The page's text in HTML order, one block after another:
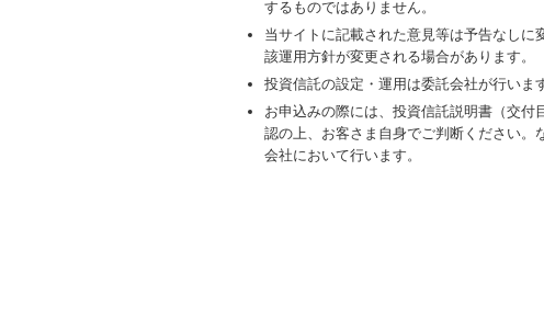
するものではありません。
当サイトに記載された意見等は予告なし
該運用方針が変更される場合があります。
投資信託の設定・運用は委託会社が行いま
お申込みの際には、投資信託説明書（交
認の上、お客さま自身でご判断ください
会社において行います。